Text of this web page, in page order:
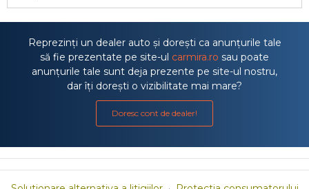
Reprezinți un dealer auto și dorești ca anunțurile tale
să fie prezentate pe site-ul carmira.ro sau poate
anunțurile tale sunt deja prezente pe site-ul nostru,
dar îți dorești o vizibilitate mai mare?
Doresc cont de dealer!